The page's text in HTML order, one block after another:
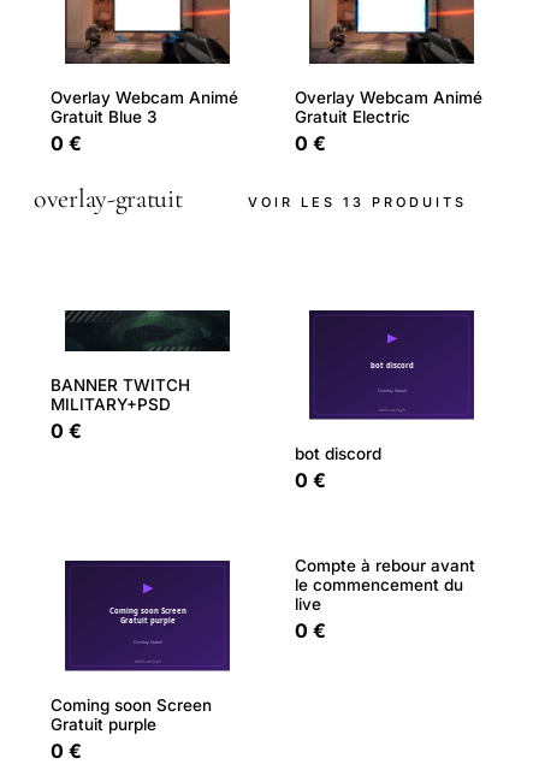
Overlay Webcam Animé
Gratuit Blue 3
0 €
Overlay Webcam Animé
Gratuit Electric
0 €
overlay-gratuit VOIR LES 13 PRODUITS
BANNER TWITCH
MILITARY+PSD
0 €
bot discord
0 €
Coming soon Screen
Gratuit purple
0 €
Compte à rebour avant
le commencement du
live
0 €